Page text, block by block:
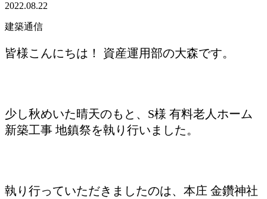
2022.08.22
建築通信
皆様こんにちは！ 資産運用部の大森です。
少し秋めいた晴天のもと、S様 有料老人ホーム
新築工事 地鎮祭を執り行いました。
執り行っていただきましたのは、本庄 金鑽神社